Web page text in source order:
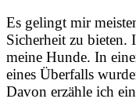
Es gelingt mir
Sicherheit zu bieten.
meine Hunde. In
eines Überfalls
Davon erzähle ich